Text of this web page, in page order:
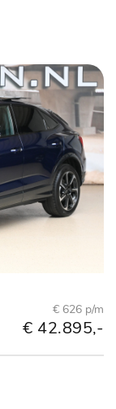
€ 626 p/m
€ 42.895,-